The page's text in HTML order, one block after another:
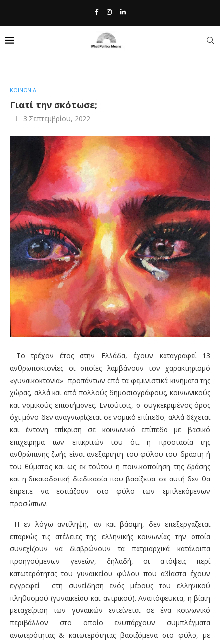
ΚΟΙΝΩΝΙΑ
Γιατί την σκότωσε;
3 Σεπτεμβρίου, 2022
Το τρέχον έτος στην Ελλάδα, έχουν καταγραφεί 13
ανθρωποκτονίες οι οποίες λαμβάνουν τον χαρακτηρισμό
«γυναικοκτονία» προπάντων από τα φεμινιστικά κινήματα της
χώρας, αλλά και από πολλούς δημοσιογράφους, κοινωνικούς
και νομικούς επιστήμονες. Εντούτοις, ο συγκεκριμένος όρος
όχι μόνο δεν αναγνωρίζεται σε νομικό επίπεδο, αλλά δέχεται
και έντονη επίκριση σε κοινωνικό επίπεδο με βασικό
επιχείρημα των επικριτών του ότι η προστασία της
ανθρώπινης ζωής είναι ανεξάρτητη του φύλου του δράστη ή
του θύματος και ως εκ τούτου η ποινικοποίηση της δράσης
και η δικαιοδοτική διαδικασία που βασίζεται σε αυτή δεν θα
έπρεπε να εστιάζουν στο φύλο των εμπλεκόμενων
προσώπων.
Η εν λόγω αντίληψη, αν και βάσιμη, δεν επεξεργάζεται
επαρκώς τις ατέλειες της ελληνικής κοινωνίας την οποία
συνεχίζουν να διαβρώνουν τα πατριαρχικά κατάλοιπα
προηγούμενων γενεών, δηλαδή, οι απόψεις περί
κατωτερότητας του γυναικείου φύλου που αβίαστα έχουν
εγγραφεί στη συνείδηση ενός μέρους του ελληνικού
πληθυσμού (γυναικείου και αντρικού). Αναπόφευκτα, η βίαιη
μεταχείριση των γυναικών εντείνεται σε ένα κοινωνικό
περιβάλλον στο οποίο ενυπάρχουν συμπλέγματα
ανωτερότητας & κατωτερότητας βασιζόμενα στο φύλο, με